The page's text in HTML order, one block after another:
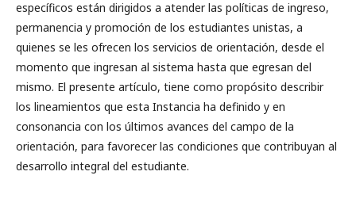
específicos están dirigidos a atender las políticas de ingreso,
permanencia y promoción de los estudiantes unistas, a
quienes se les ofrecen los servicios de orientación, desde el
momento que ingresan al sistema hasta que egresan del
mismo. El presente artículo, tiene como propósito describir
los lineamientos que esta Instancia ha definido y en
consonancia con los últimos avances del campo de la
orientación, para favorecer las condiciones que contribuyan al
desarrollo integral del estudiante.